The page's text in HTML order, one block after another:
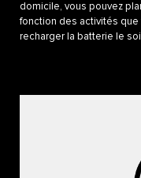
domicile, vous pouvez
fonction des activités que
recharger la batterie le